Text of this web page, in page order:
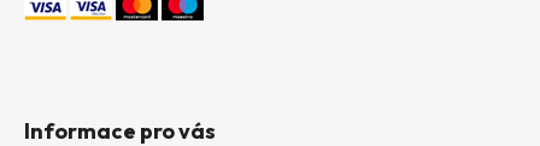
Informace pro vás